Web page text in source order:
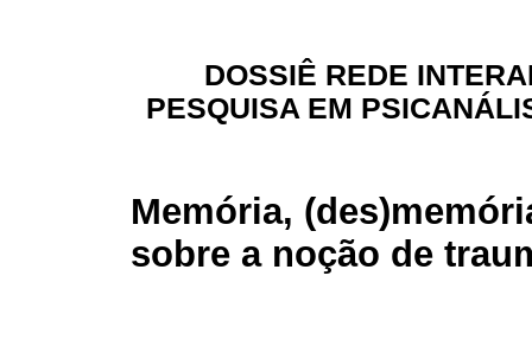
DOSSIÊ REDE
PESQUISA EM
Memória,
sobre a noção de